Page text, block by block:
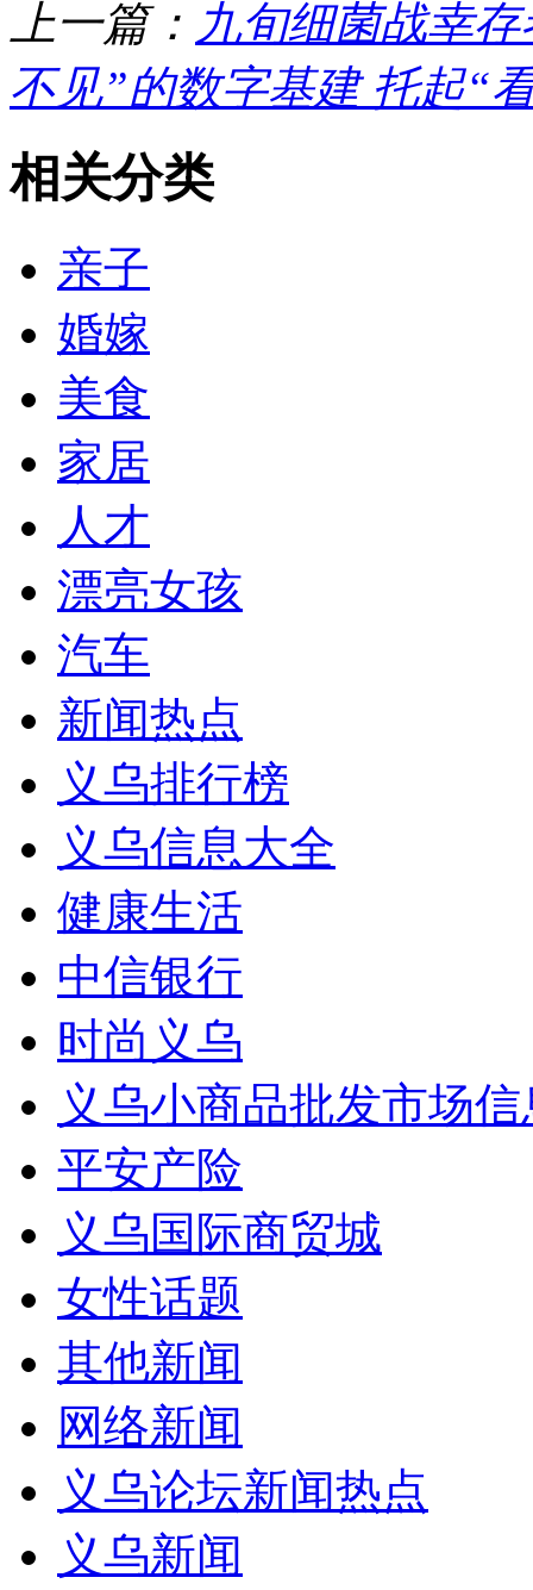
上一篇： 九旬细菌战幸
不见”的数字基建 托起“
相关分类
亲子
婚嫁
美食
家居
人才
漂亮女孩
汽车
新闻热点
义乌排行榜
义乌信息大全
健康生活
中信银行
时尚义乌
义乌小商品批发市场
平安产险
义乌国际商贸城
女性话题
其他新闻
网络新闻
义乌论坛新闻热点
义乌新闻